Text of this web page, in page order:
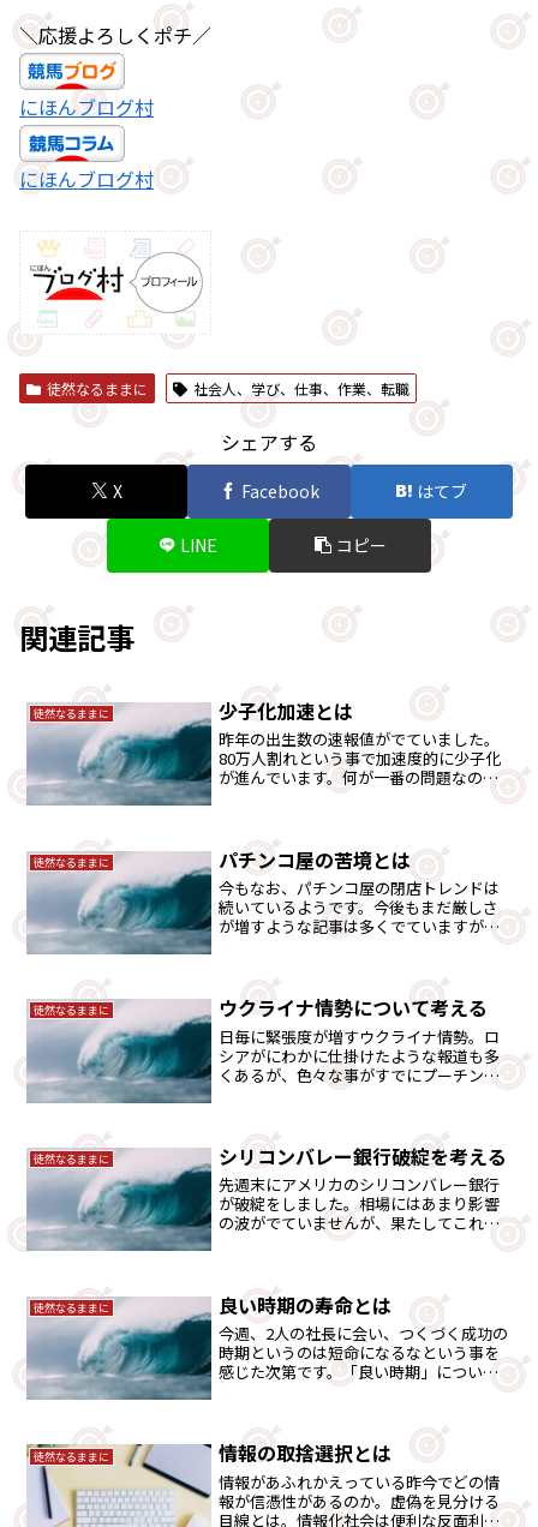
＼応援よろしくポチ／
にほんブログ村
にほんブログ村
徒然なるままに 社会人、学び、仕事、作業、転職
シェアする
X Facebook はてブ
LINE コピー
関連記事
徒然なるままに 少子化加速とは
昨年の出生数の速報値がでていました。
80万人割れという事で加速度的に少子化
が進んでいます。何が一番の問題なのだ
徒然なるままに パチンコ屋の苦境とは
今もなお、パチンコ屋の閉店トレンドは
続いているようです。今後もまだ厳しさ
が増すような記事は多くでていますが、
徒然なるままに ウクライナ情勢について考える
日毎に緊張度が増すウクライナ情勢。ロ
シアがにわかに仕掛けたような報道も多
くあるが、色々な事がすでにプーチン大
てまとめてみました。
徒然なるままに シリコンバレー銀行破綻を考える
先週末にアメリカのシリコンバレー銀行
が破綻をしました。相場にはあまり影響
の波がでていませんが、果たしてこれは
徒然なるままに 良い時期の寿命とは
今週、2人の社長に会い、つくづく成功の
時期というのは短命になるなという事を
感じた次第です。「良い時期」について
徒然なるままに 情報の取捨選択とは
情報があふれかえっている昨今でどの情
報が信憑性があるのか。虚偽を見分ける
目線とは。情報化社会は便利な反面利用